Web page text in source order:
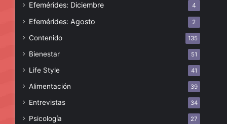
Efemérides: Diciembre 4
Efemérides: Agosto 2
Contenido 135
Bienestar 51
Life Style 41
Alimentación 39
Entrevistas 34
Psicología 27